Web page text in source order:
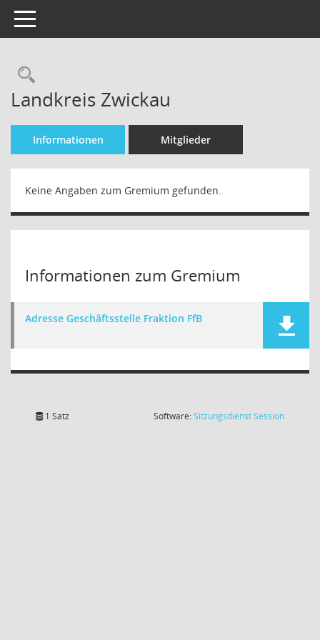
Toggle navigation
Landkreis Zwickau
Informationen Mitglieder
Keine Angaben zum Gremium gefunden.
Informationen zum Gremium
Adresse Geschäftsstelle Fraktion FfB
1 Satz Software:SitzungsdienstSession(Wird in